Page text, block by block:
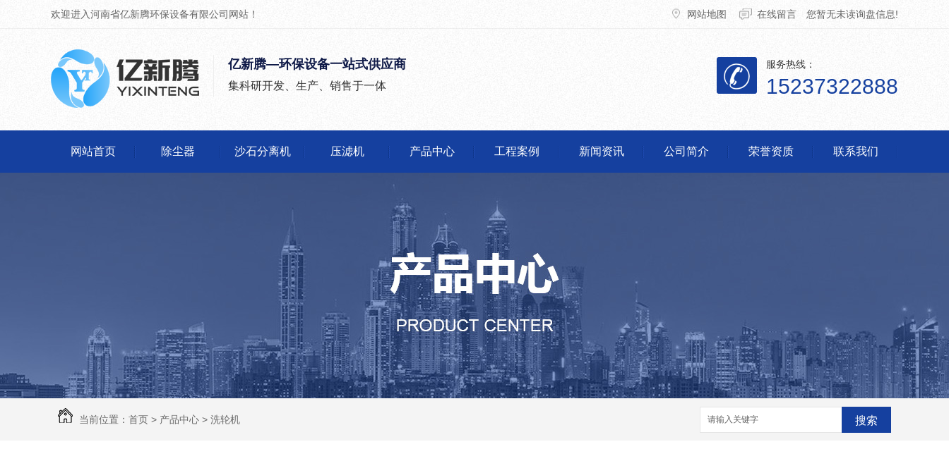
欢迎进入河南省亿新腾环保设备有限公司网站！ 您暂无未读询盘信息!
网站地图 在线留言
亿新腾—环保设备一站式供应商
集科研开发、生产、销售于一体
服务热线：
15237322888
网站首页 除尘器 沙石分离机 压滤机 产品中心
除尘器
河南脉冲除尘设备
河南锅炉除尘器
河南除尘器
沙石分离机
河南沙石分离机生产厂家
河南震动砂石分离机
河南砂石分离机价格
河南压滤机价格
河南压滤机
河南压滤机厂家
河南脱销设备
河南脱销设备厂家
工程案例 新闻资讯
媒体报道
公司简介 荣誉资质 联系我们
当前位置： 首页 > 产品中心 > 洗轮机 搜索